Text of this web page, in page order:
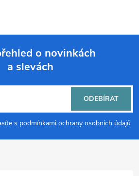
o novinkách
a slevách
s podmínkami ochrany osobních údajů
ODEBÍRAT